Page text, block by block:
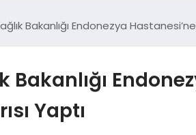
Bakanlığı Endonezya
Bakanlığı
Yaptı